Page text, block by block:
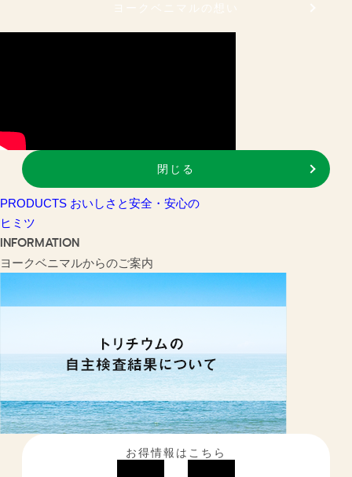
ヨークベニマルの想い
閉じる
PRODUCTS おいしさと安全・安心の
ヒミツ
INFORMATION
ヨークベニマルからのご案内
お得情報はこちら